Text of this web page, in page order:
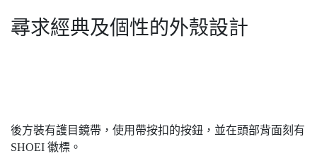
尋求經典及個性的外殼設計
後方裝有護目鏡帶，使用帶按扣的按鈕，並在頭部背面刻有
SHOEI 徽標。